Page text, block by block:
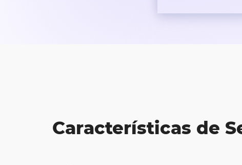
Características de